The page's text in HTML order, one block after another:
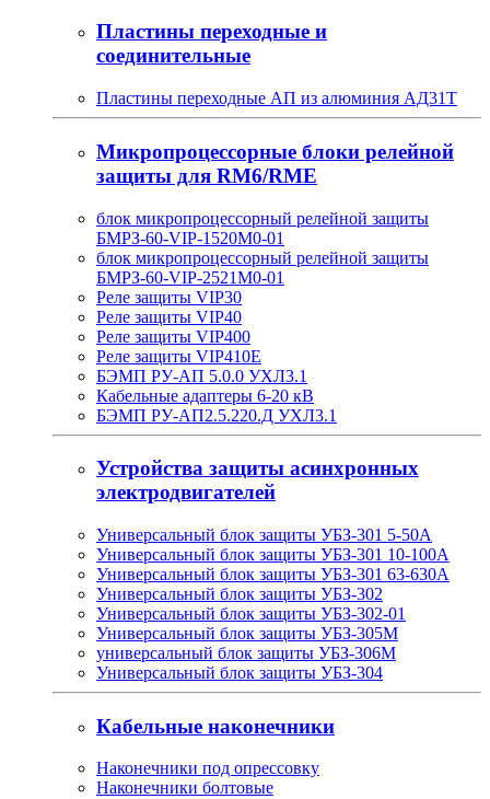
Пластины переходные и
соединительные
Пластины переходные АП из алюминия АД31Т
Микропроцессорные блоки релейной
защиты для RM6/RME
блок микропроцессорный релейной защиты
БМРЗ-60-VIP-1520М0-01
блок микропроцессорный релейной защиты
БМРЗ-60-VIP-2521М0-01
Реле защиты VIP30
Реле защиты VIP40
Реле защиты VIP400
Реле защиты VIP410E
БЭМП РУ-АП 5.0.0 УХЛ3.1
Кабельные адаптеры 6-20 кВ
БЭМП РУ-АП2.5.220.Д УХЛ3.1
Устройства защиты асинхронных
электродвигателей
Универсальный блок защиты УБЗ-301 5-50А
Универсальный блок защиты УБЗ-301 10-100А
Универсальный блок защиты УБЗ-301 63-630А
Универсальный блок защиты УБЗ-302
Универсальный блок защиты УБЗ-302-01
Универсальный блок защиты УБЗ-305М
универсальный блок защиты УБЗ-306М
Универсальный блок защиты УБЗ-304
Кабельные наконечники
Наконечники под опрессовку
Наконечники болтовые